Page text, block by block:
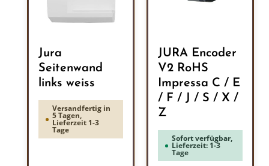
Jura
Seitenwand
links weiss
Versandfertig in
5 Tagen,
Lieferzeit 1-3
Tage
JURA Encoder
V2 RoHS
Impressa C / E
/ F / J / S / X /
Z
Sofort verfügbar,
Lieferzeit: 1-3
Tage